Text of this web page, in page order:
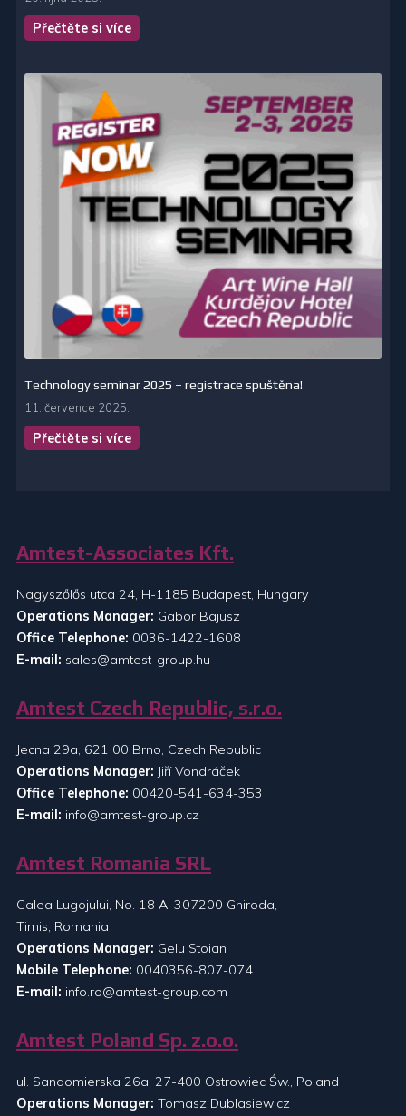
Přečtěte si více
Technology seminar 2025 – registrace spuštěna!
11. července 2025.
Přečtěte si více
Amtest-Associates Kft.
Nagyszőlős utca 24, H-1185 Budapest, Hungary
Operations Manager: Gabor Bajusz
Office Telephone: 0036-1422-1608
E-mail: sales@amtest-group.hu
Amtest Czech Republic, s.r.o.
Jecna 29a, 621 00 Brno, Czech Republic
Operations Manager: Jiří Vondráček
Office Telephone: 00420-541-634-353
E-mail: info@amtest-group.cz
Amtest Romania SRL
Calea Lugojului, No. 18 A, 307200 Ghiroda,
Timis, Romania
Operations Manager: Gelu Stoian
Mobile Telephone: 0040356-807-074
E-mail: info.ro@amtest-group.com
Amtest Poland Sp. z.o.o.
ul. Sandomierska 26a, 27-400 Ostrowiec Św., Poland
Operations Manager: Tomasz Dublasiewicz